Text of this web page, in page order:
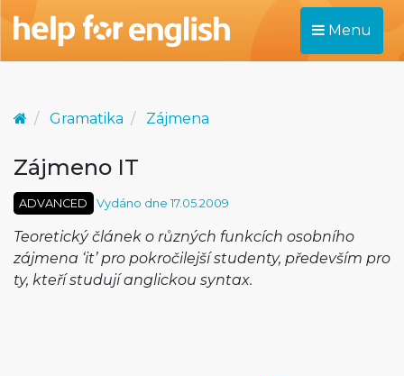
Menu
Gramatika Zájmena
Zájmeno IT
ADVANCED Vydáno dne 17.05.2009
Teoretický článek o různých funkcích osobního
zájmena ‘it’ pro pokročilejší studenty, především pro
ty, kteří studují anglickou syntax.